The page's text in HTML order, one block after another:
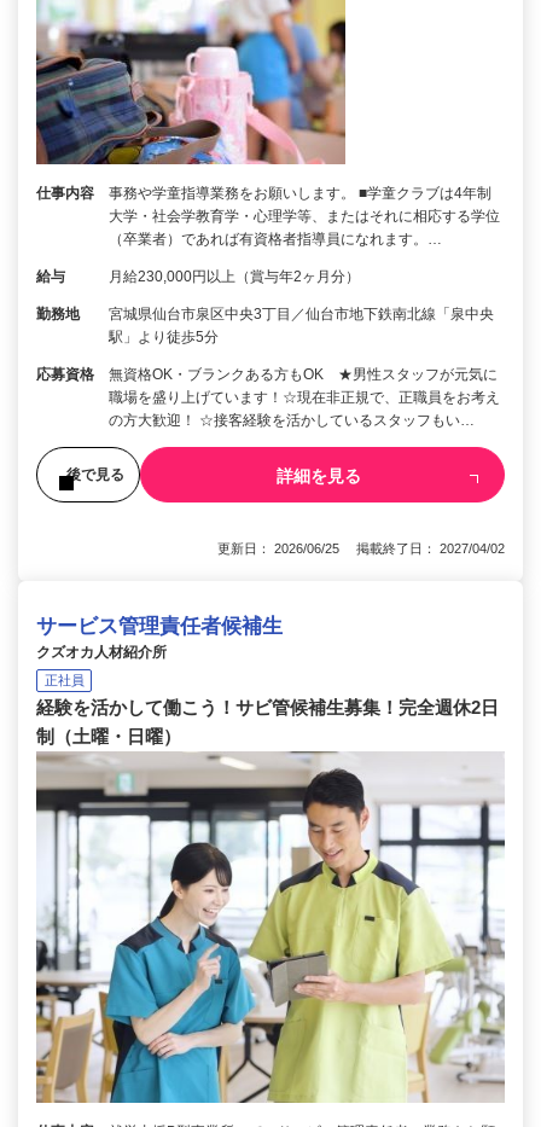
仕事内容
事務や学童指導業務をお願いします。 ■学童クラブは4年制
大学・社会学教育学・心理学等、またはそれに相応する学位
（卒業者）であれば有資格者指導員になれます。…
給与 月給230,000円以上（賞与年2ヶ月分）
勤務地
宮城県仙台市泉区中央3丁目／仙台市地下鉄南北線「泉中央
駅」より徒歩5分
応募資格
無資格OK・ブランクある方もOK ★男性スタッフが元気に
職場を盛り上げています！☆現在非正規で、正職員をお考え
の方大歓迎！ ☆接客経験を活かしているスタッフもい…
後で見る 詳細を見る
更新日： 2026/06/25 掲載終了日： 2027/04/02
サービス管理責任者候補生
クズオカ人材紹介所
正社員
経験を活かして働こう！サビ管候補生募集！完全週休2日
制（土曜・日曜）